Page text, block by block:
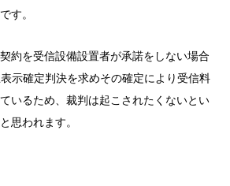
す。
約を受信設備設置者が承諾をしない場合
示確定判決を求めその確定により受信料
いるため、裁判は起こされたくないとい
思われます。